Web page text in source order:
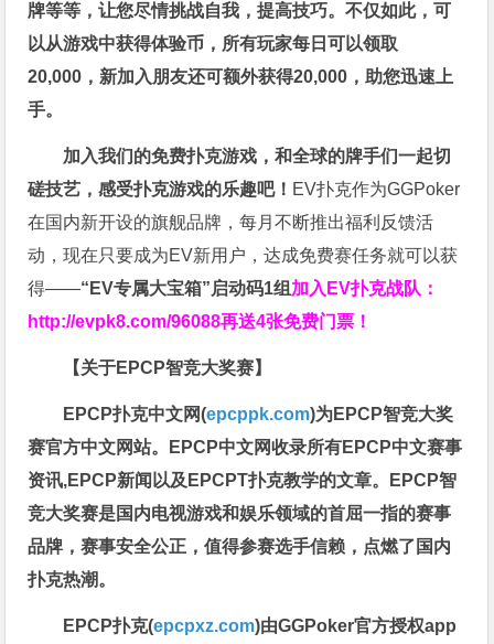
牌等等，让您尽情挑战自我，提高技巧。不仅如此， 可
以从游戏中获得体验币，所有玩家每日可以领取
20,000，新加入朋友还可额外获得20,000，助您迅速上
手。
加入我们的免费扑克游戏，和全球的牌手们一起切
磋技艺，感受扑克游戏的乐趣吧！ EV扑克作为GGPoker
在国内新开设的旗舰品牌，每月不断推出福利反馈活
动，现在只要成为EV新用户，达成免费赛任务就可以获
得——“EV专属大宝箱”启动码1组加入EV扑克战队：
http://evpk8.com/96088再送4张免费门票！
【关于EPCP智竞大奖赛】
EPCP扑克中文网(epcppk.com)为EPCP智竞大奖
赛官方中文网站。EPCP中文网收录所有EPCP中文赛事
资讯,EPCP新闻以及EPCPT扑克教学的文章。EPCP智
竞大奖赛是国内电视游戏和娱乐领域的首屈一指的赛事
品牌，赛事安全公正，值得参赛选手信赖，点燃了国内
扑克热潮。
EPCP扑克(epcpxz.com)由GGPoker官方授权app